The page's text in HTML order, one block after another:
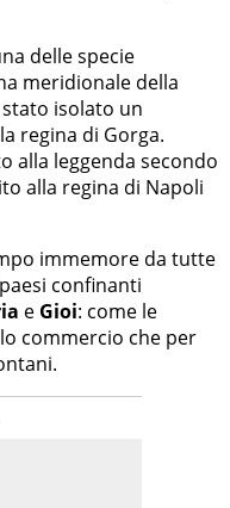
delle specie
meridionale della
isolato un
regina di Gorga.
alla leggenda secondo
alla regina di Napoli
immemore da tutte
confinanti
e Gioi: come le
commercio che per